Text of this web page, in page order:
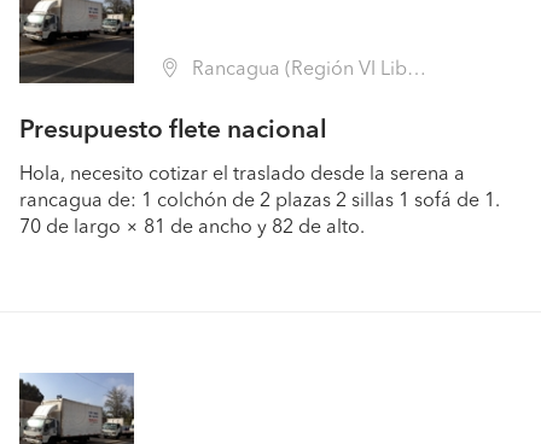
Rancagua (Región VI Libertador B. O'Higgins - Cachapoal)
Presupuesto flete nacional
Hola, necesito cotizar el traslado desde la serena a
rancagua de: 1 colchón de 2 plazas 2 sillas 1 sofá de 1.
70 de largo × 81 de ancho y 82 de alto.